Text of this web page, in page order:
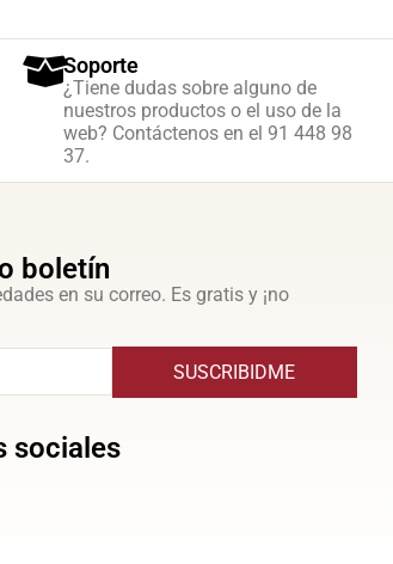
Soporte
¿Tiene dudas sobre alguno de
nuestros productos o el uso de la
web? Contáctenos en el 91 448 98
37.
boletín
en su correo. Es gratis y ¡no
SUSCRIBIDME
sociales